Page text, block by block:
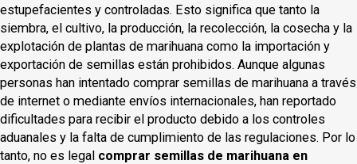
estupefacientes y controladas. Esto significa que tanto la
siembra, el cultivo, la producción, la recolección, la cosecha y la
explotación de plantas de marihuana como la importación y
exportación de semillas están prohibidos. Aunque algunas
personas han intentado comprar semillas de marihuana a través
de internet o mediante envíos internacionales, han reportado
dificultades para recibir el producto debido a los controles
aduanales y la falta de cumplimiento de las regulaciones. Por lo
tanto, no es legal comprar semillas de marihuana en